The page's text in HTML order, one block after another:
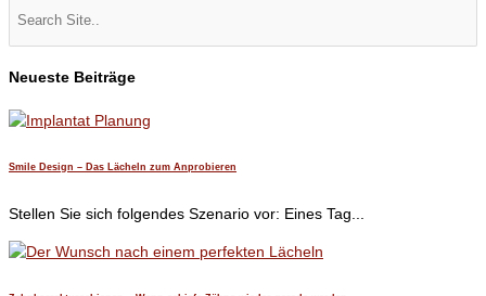
Neueste Beiträge
Smile Design – Das Lächeln zum Anprobieren
Stellen Sie sich folgendes Szenario vor: Eines Tag...